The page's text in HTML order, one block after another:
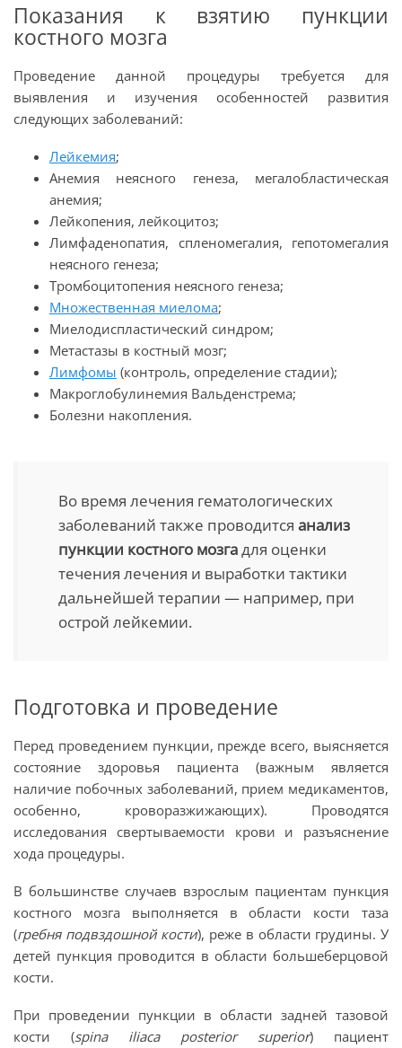
Показания к взятию пункции
костного мозга
Проведение данной процедуры требуется для
выявления и изучения особенностей развития
следующих заболеваний:
Лейкемия;
Анемия неясного генеза, мегалобластическая
анемия;
Лейкопения, лейкоцитоз;
Лимфаденопатия, спленомегалия, гепотомегалия
неясного генеза;
Тромбоцитопения неясного генеза;
Множественная миелома;
Миелодиспластический синдром;
Метастазы в костный мозг;
Лимфомы (контроль, определение стадии);
Mакроглобулинемия Вальденстрема;
Болезни накопления.
Во время лечения гематологических
заболеваний также проводится анализ
пункции костного мозгадля оценки
течения лечения и выработки тактики
дальнейшей терапии — например, при
острой лейкемии.
Подготовка и проведение
Перед проведением пункции, прежде всего, выясняется
состояние здоровья пациента (важным является
наличие побочных заболеваний, прием медикаментов,
особенно, кроворазжижающих). Проводятся
исследования свертываемости крови и разъяснение
хода процедуры.
В большинстве случаев взрослым пациентам пункция
костного мозга выполняется в области кости таза
(гребня подвздошной кости), реже в области грудины. У
детей пункция проводится в области большеберцовой
кости.
При проведении пункции в области задней тазовой
кости (spina iliaca posterior superior) пациент